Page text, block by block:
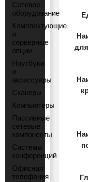
Сетевое
оборудование
Комплектующие
и
серверные
опции
Ноутбуки
и
аксессуары
Сканеры
Компьютеры
Пассивные
сетевые
компоненты
Системы
конференций
Офисная
телефония